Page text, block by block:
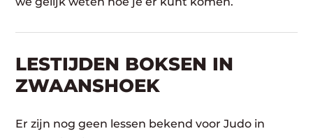
LESTIJDEN BOKSEN IN
ZWAANSHOEK
Er zijn nog geen lessen bekend voor Judo in